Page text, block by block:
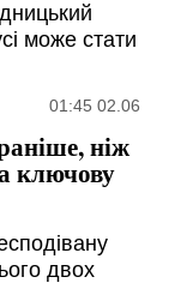
може стати
01:45 02.06
ніж
ключову
двох